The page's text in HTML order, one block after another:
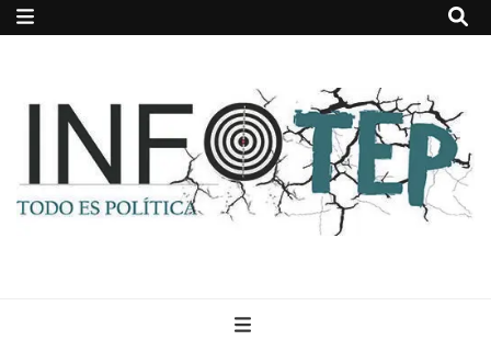
Todo es